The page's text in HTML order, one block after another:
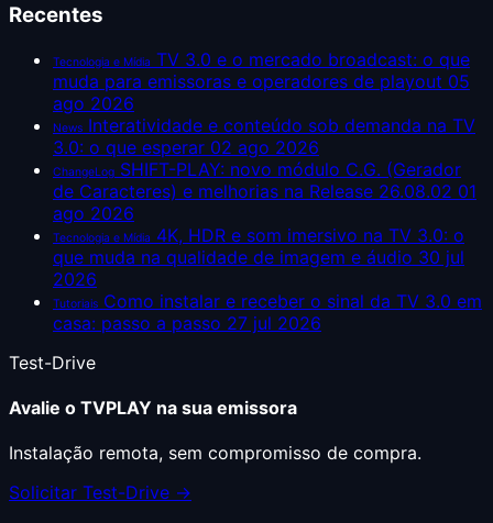
Recentes
Tecnologia e Mídia TV 3.0 e o mercado broadcast: o que
muda para emissoras e operadores de playout 05
ago 2026
News Interatividade e conteúdo sob demanda na TV
3.0: o que esperar 02 ago 2026
ChangeLog SHIFT-PLAY: novo módulo C.G. (Gerador
de Caracteres) e melhorias na Release 26.08.02 01
ago 2026
Tecnologia e Mídia 4K, HDR e som imersivo na TV 3.0: o
que muda na qualidade de imagem e áudio 30 jul
2026
Tutoriais Como instalar e receber o sinal da TV 3.0 em
casa: passo a passo 27 jul 2026
Test-Drive
Avalie o TVPLAY na sua emissora
Instalação remota, sem compromisso de compra.
Solicitar Test-Drive →